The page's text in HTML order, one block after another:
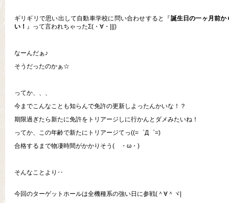
ギリギリで思い出して自動車学校に問い合わせすると『誕生日の一ヶ月前
い！ 』って言われちゃったΣ(・∀・|||)
なーんだぁ♪
そうだったのかぁ☆
ってか、、、
今までこんなことも知らんで免許の更新しよったんかいな！？
期限過ぎたら新たに免許をトリアージしに行かんとダメみたいね！
ってか、この年齢で新たにトリアージてっ((=゜Д゜=)
合格するまで物凄時間がかかりそう( ・ω・)
そんなことより‥
今回のターゲットホールは全機種系の強い日に参戦(＾∀＾ヾ|